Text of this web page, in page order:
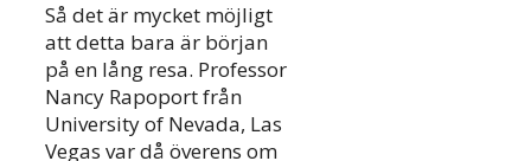
Så det är mycket möjligt
att detta bara är början
på en lång resa. Professor
Nancy Rapoport från
University of Nevada, Las
Vegas var då överens om